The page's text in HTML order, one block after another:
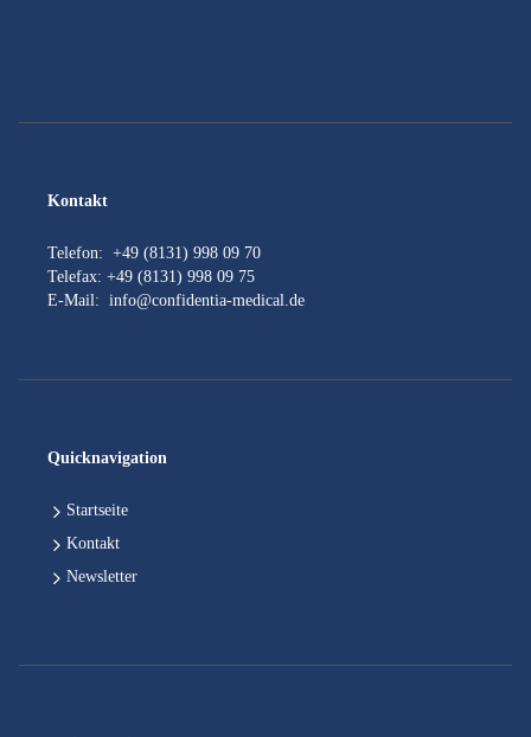
Kontakt
Telefon: +49 (8131) 998 09 70
Telefax: +49 (8131) 998 09 75
E-Mail: info@confidentia-medical.de
Quicknavigation
Startseite
Kontakt
Newsletter